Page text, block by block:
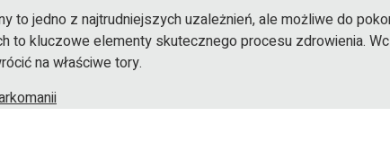
to jedno z najtrudniejszych uzależnień, ale możliwe do
to kluczowe elementy skutecznego procesu zdrowienia.
na właściwe tory.